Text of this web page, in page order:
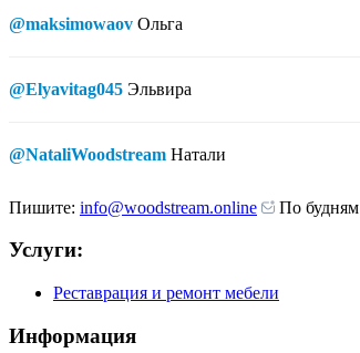
@maksimowaov Ольга
@Elyavitag045 Эльвира
@NataliWoodstream Натали
Пишите: info@woodstream.online По будням
Услуги:
Реставрация и ремонт мебели
Информация